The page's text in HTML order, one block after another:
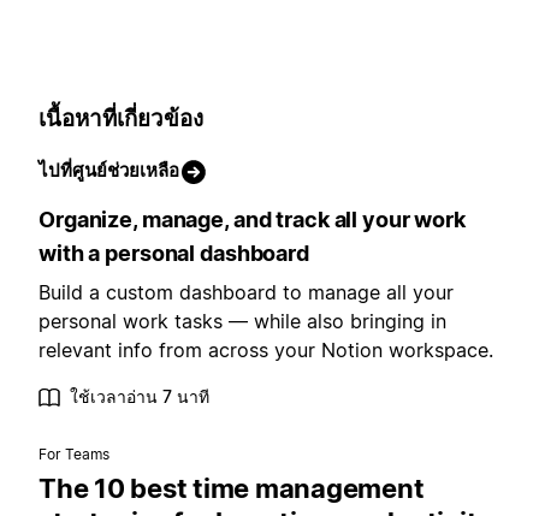
เนื้อหาที่เกี่ยวข้อง
ไปที่ศูนย์ช่วยเหลือ
Organize, manage, and track all your work
with a personal dashboard
Build a custom dashboard to manage all your
personal work tasks — while also bringing in
relevant info from across your Notion workspace.
ใช้เวลาอ่าน 7 นาที
For Teams
The 10 best time management